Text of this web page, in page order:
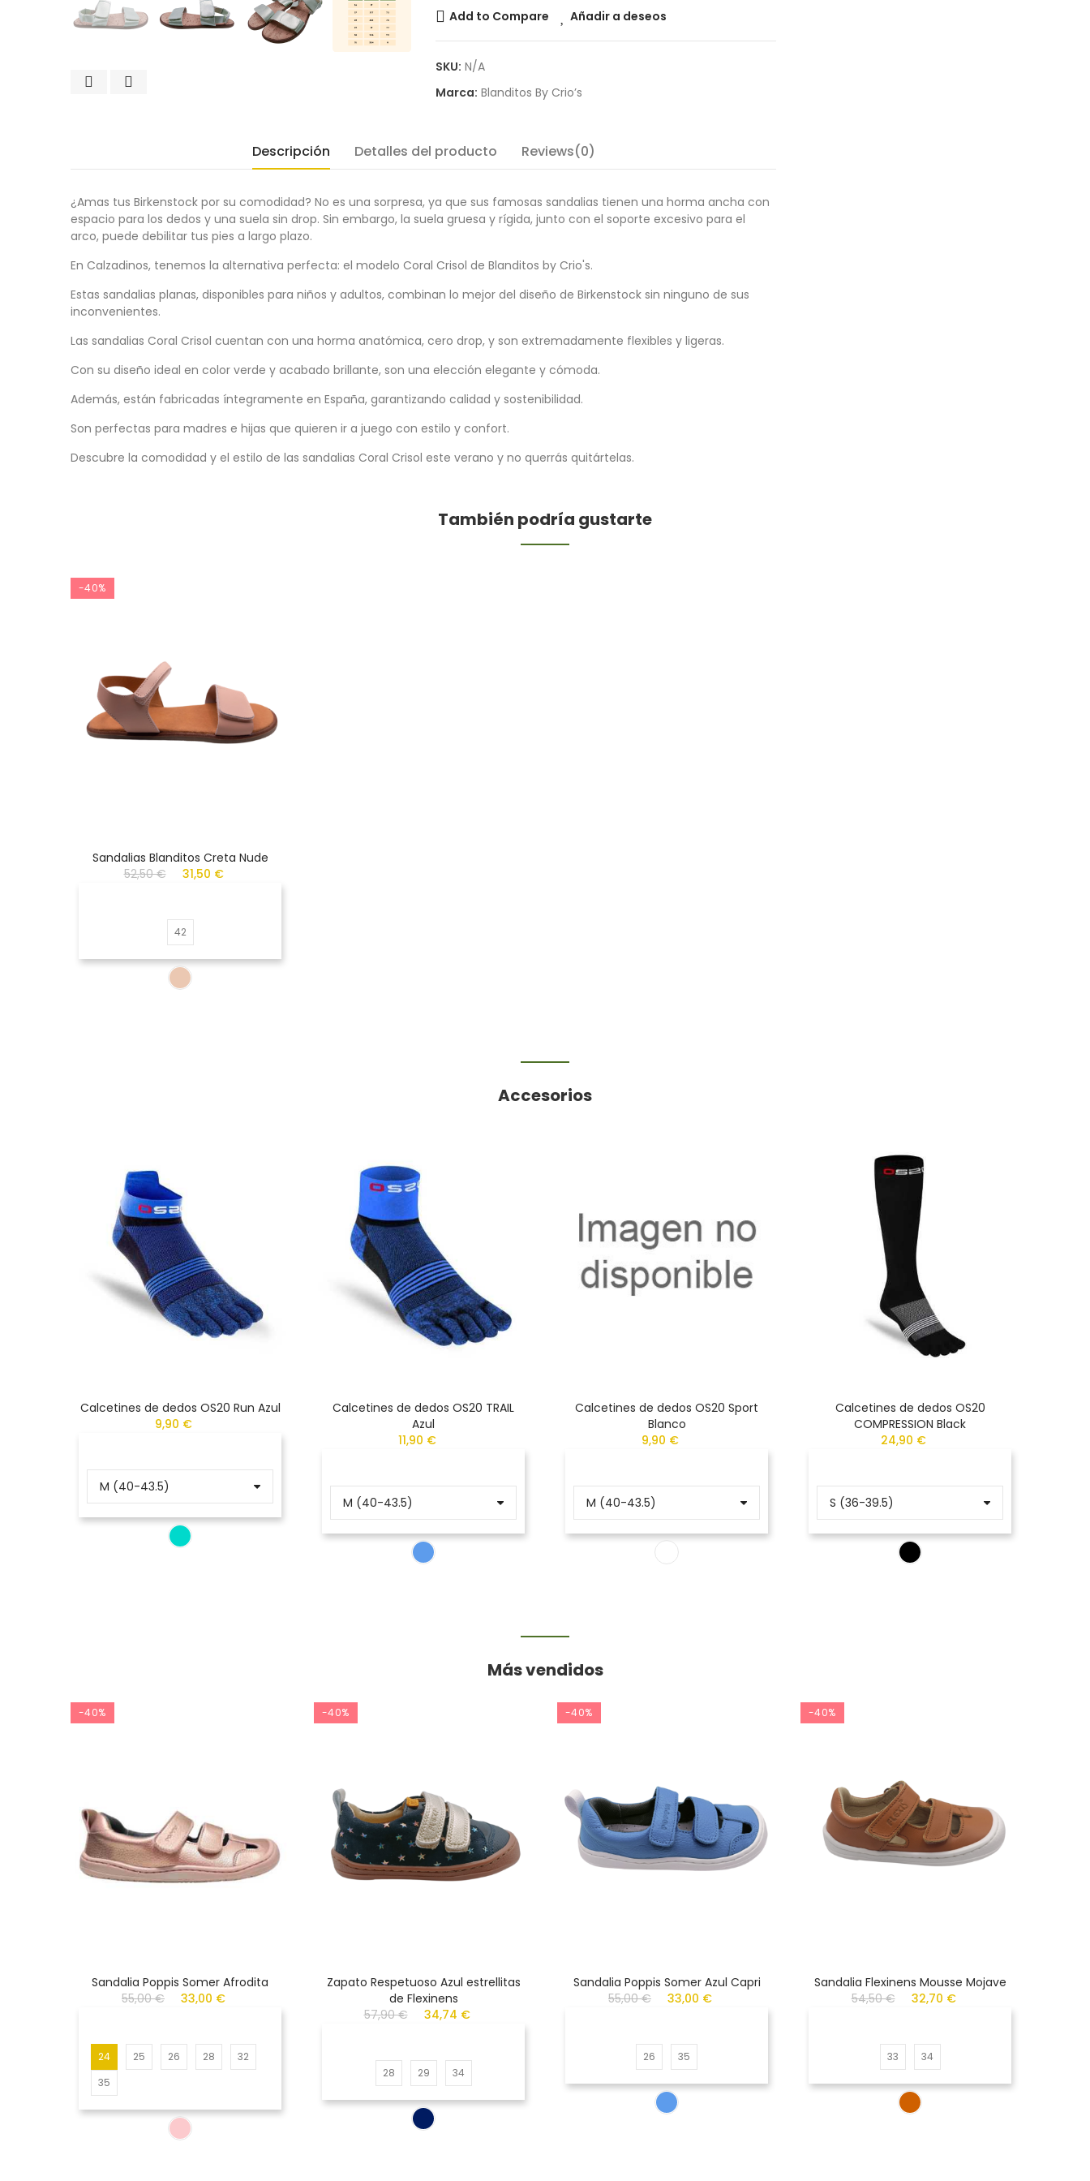
Add to Compare Añadir a deseos
SKU: N/A
Marca: Blanditos By Crio’s
Descripción Detalles del producto Reviews(0)
¿Amas tus Birkenstock por su comodidad? No es una sorpresa, ya que sus famosas sandalias tienen una horma ancha con
espacio para los dedos y una suela sin drop. Sin embargo, la suela gruesa y rígida, junto con el soporte excesivo para el
arco, puede debilitar tus pies a largo plazo.
En Calzadinos, tenemos la alternativa perfecta: el modelo Coral Crisol de Blanditos by Crio's.
Estas sandalias planas, disponibles para niños y adultos, combinan lo mejor del diseño de Birkenstock sin ninguno de sus
inconvenientes.
Las sandalias Coral Crisol cuentan con una horma anatómica, cero drop, y son extremadamente flexibles y ligeras.
Con su diseño ideal en color verde y acabado brillante, son una elección elegante y cómoda.
Además, están fabricadas íntegramente en España, garantizando calidad y sostenibilidad.
Son perfectas para madres e hijas que quieren ir a juego con estilo y confort.
Descubre la comodidad y el estilo de las sandalias Coral Crisol este verano y no querrás quitártelas.
También podría gustarte
-40%
Sandalias Blanditos Creta Nude
52,50 €
31,50 €
42
Accesorios
Calcetines de dedos OS20 Run Azul
9,90 €
Calcetines de dedos OS20 TRAIL
Azul
11,90 €
Calcetines de dedos OS20 Sport
Blanco
9,90 €
Calcetines de dedos OS20
COMPRESSION Black
24,90 €
Más vendidos
-40%
Sandalia Poppis Somer Afrodita
55,00 €
33,00 €
24 25 26 28
32
35
-40%
Zapato Respetuoso Azul estrellitas
de Flexinens
57,90 €
34,74 €
28 29 34
-40%
Sandalia Poppis Somer Azul Capri
55,00 €
33,00 €
26 35
-40%
Sandalia Flexinens Mousse Mojave
54,50 €
32,70 €
33 34